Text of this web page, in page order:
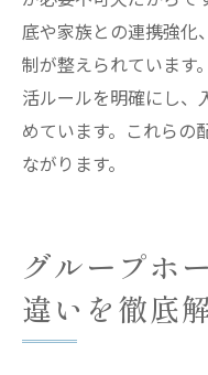
底や家族との連携強化
制が整えられています
活ルールを明確にし、
めています。これらの
ながります。
グループホ
違いを徹底